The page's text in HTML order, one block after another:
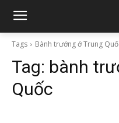
Tags Bành trướng ở Trung
Tag: bành
Quốc